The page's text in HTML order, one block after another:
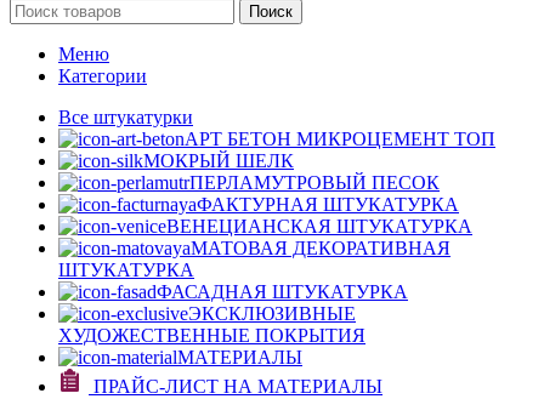
Поиск
Меню
Категории
Все штукатурки
АРТ БЕТОН МИКРОЦЕМЕНТ ТОП
МОКРЫЙ ШЕЛК
ПЕРЛАМУТРОВЫЙ ПЕСОК
ФАКТУРНАЯ ШТУКАТУРКА
ВЕНЕЦИАНСКАЯ ШТУКАТУРКА
МАТОВАЯ ДЕКОРАТИВНАЯ
ШТУКАТУРКА
ФАСАДНАЯ ШТУКАТУРКА
ЭКСКЛЮЗИВНЫЕ
ХУДОЖЕСТВЕННЫЕ ПОКРЫТИЯ
МАТЕРИАЛЫ
ПРАЙС-ЛИСТ НА МАТЕРИАЛЫ